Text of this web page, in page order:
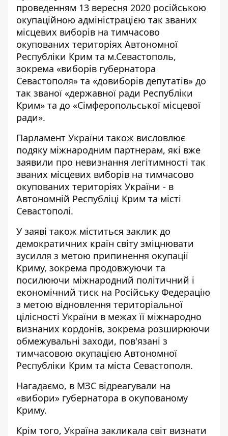
проведенням 13 вересня 2020 російською
окупаційною адміністрацією так званих
місцевих виборів на тимчасово
окупованих територіях Автономної
Республіки Крим та м.Севастополь,
зокрема «виборів губернатора
Севастополя» та «довиборів депутатів» до
так званої «державної ради Республіки
Крим» та до «Сімферопольської місцевої
ради».
Парламент України також висловлює
подяку міжнародним партнерам, які вже
заявили про невизнання легітимності так
званих місцевих виборів на тимчасово
окупованих територіях України - в
Автономній Республіці Крим та місті
Севастополі.
У заяві також міститься заклик до
демократичних країн світу зміцнювати
зусилля з метою припинення окупації
Криму, зокрема продовжуючи та
посилюючи міжнародний політичний і
економічний тиск на Російську Федерацію
з метою відновлення територіальної
цілісності України в межах її міжнародно
визнаних кордонів, зокрема розширюючи
обмежувальні заходи, пов'язані з
тимчасовою окупацією Автономної
Республіки Крим та міста Севастополя.
Нагадаємо, в МЗС відреагували на
«вибори» губернатора в окупованому
Криму.
Крім того, Україна закликала світ визнати